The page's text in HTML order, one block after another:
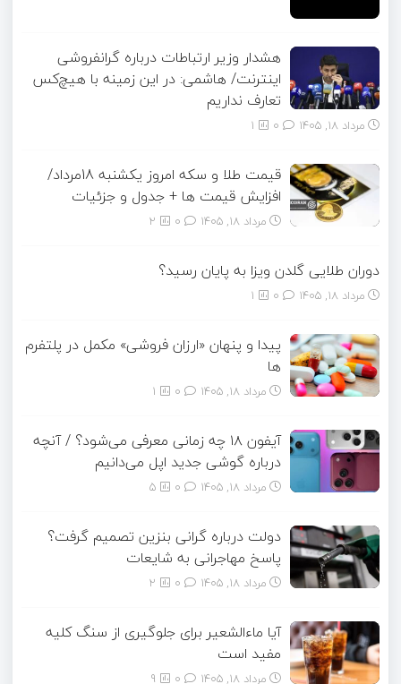
هشدار وزیر ارتباطات درباره گرانفروشی
اینترنت/ هاشمی: در این زمینه با هیچ‌کس
تعارف نداریم
مرداد ۱۸, ۱۴۰۵ 1
قیمت طلا و سکه امروز یکشنبه 18مرداد/
افزایش قیمت ها + جدول و جزئیات
مرداد ۱۸, ۱۴۰۵ 2
دوران طلایی گلدن ویزا به پایان رسید؟
مرداد ۱۸, ۱۴۰۵ 1
پیدا و پنهان «ارزان فروشی» مکمل در پلتفرم
ها
مرداد ۱۸, ۱۴۰۵ 1
آیفون ۱۸ چه زمانی معرفی می‌شود؟ / آنچه
درباره گوشی جدید اپل می‌دانیم
مرداد ۱۸, ۱۴۰۵ 5
دولت درباره گرانی بنزین تصمیم گرفت؟
پاسخ مهاجرانی به شایعات
مرداد ۱۸, ۱۴۰۵ 2
آیا ماءالشعیر برای جلوگیری از سنگ کلیه
مفید است
مرداد ۱۸, ۱۴۰۵ 9